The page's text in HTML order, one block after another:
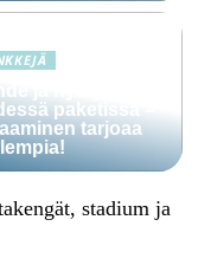
ja hyöty
paketissa –
tarjoaa
stadium ja